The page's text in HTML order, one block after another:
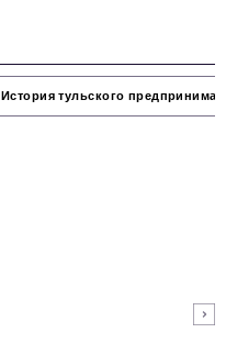
История тульского